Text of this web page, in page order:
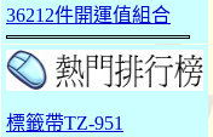
36212件開運值組合
標籤帶TZ-951